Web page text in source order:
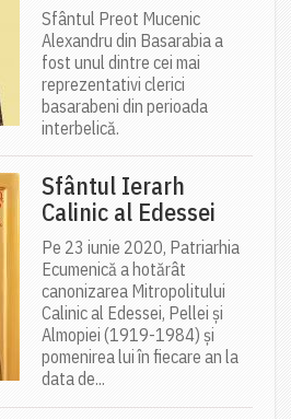
Sfântul Preot Mucenic
Alexandru din Basarabia a
fost unul dintre cei mai
reprezentativi clerici
basarabeni din perioada
interbelică.
Sfântul Ierarh
Calinic al Edessei
Pe 23 iunie 2020, Patriarhia
Ecumenică a hotărât
canonizarea Mitropolitului
Calinic al Edessei, Pellei și
Almopiei (1919-1984) și
pomenirea lui în fiecare an la
data de...